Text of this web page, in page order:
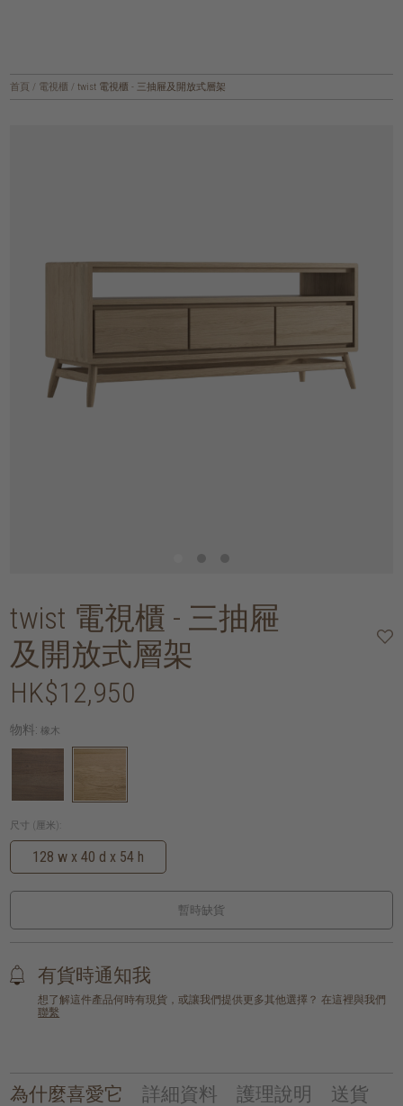
首頁 / 電視櫃 / twist 電視櫃 - 三抽屜及開放式層架
twist 電視櫃 - 三抽屜
及開放式層架
HK$12,950
物料: 橡木
尺寸 (厘米):
128 w x 40 d x 54 h
暫時缺貨
有貨時通知我
想了解這件產品何時有現貨，或讓我們提供更多其他選擇？ 在這裡與我們
聯繫
為什麼喜愛它 詳細資料 護理說明 送貨